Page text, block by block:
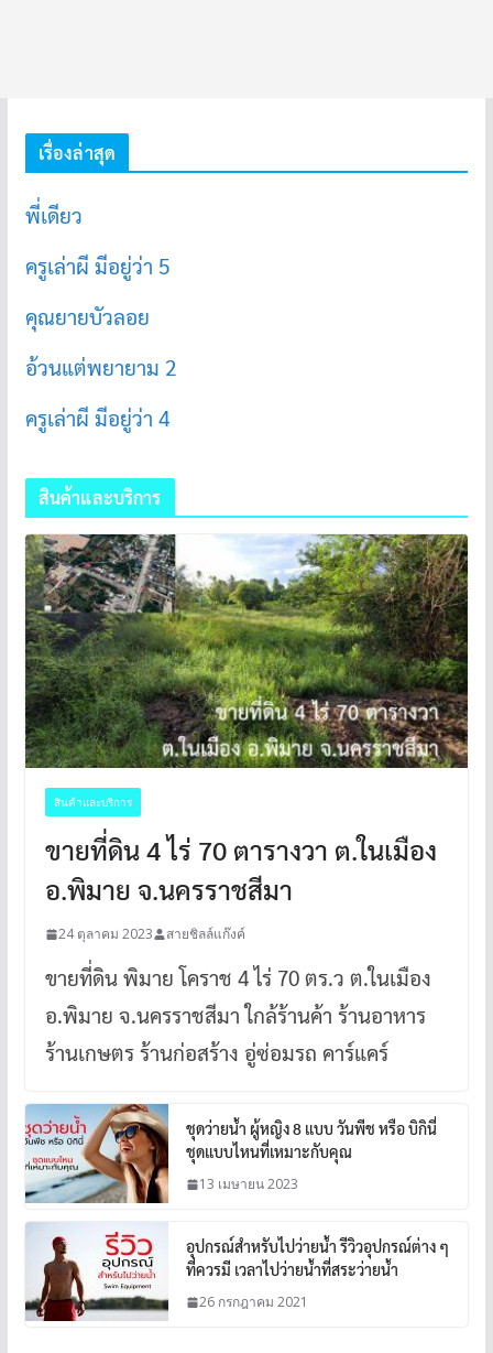
เรื่องล่าสุด
พี่เดียว
ครูเล่าผี มีอยู่ว่า 5
คุณยายบัวลอย
อ้วนแต่พยายาม 2
ครูเล่าผี มีอยู่ว่า 4
สินค้าและบริการ
สินค้าและบริการ
ขายที่ดิน 4 ไร่ 70 ตารางวา ต.ในเมือง
อ.พิมาย จ.นครราชสีมา
24 ตุลาคม 2023 สายชิลล์แก๊งค์
ขายที่ดิน พิมาย โคราช 4 ไร่ 70 ตร.ว ต.ในเมือง
อ.พิมาย จ.นครราชสีมา ใกล้ร้านค้า ร้านอาหาร
ร้านเกษตร ร้านก่อสร้าง อู่ซ่อมรถ คาร์แคร์
ชุดว่ายน้ำ ผู้หญิง 8 แบบ วันพีช หรือ บิกินี่
ชุดแบบไหนที่เหมาะกับคุณ
13 เมษายน 2023
อุปกรณ์สำหรับไปว่ายน้ำ รีวิวอุปกรณ์ต่าง ๆ
ที่ควรมี เวลาไปว่ายน้ำที่สระว่ายน้ำ
26 กรกฎาคม 2021